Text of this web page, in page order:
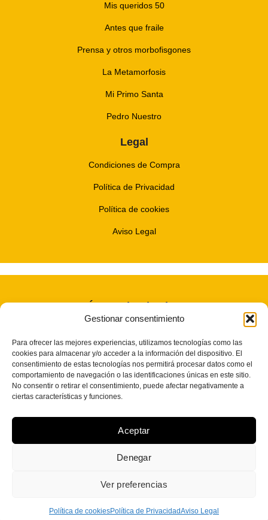
Gestionar consentimiento
Para ofrecer las mejores experiencias, utilizamos tecnologías como las
cookies para almacenar y/o acceder a la información del dispositivo. El
consentimiento de estas tecnologías nos permitirá procesar datos como el
comportamiento de navegación o las identificaciones únicas en este sitio.
No consentir o retirar el consentimiento, puede afectar negativamente a
ciertas características y funciones.
Aceptar
Denegar
Ver preferencias
Política de cookiesPolítica de PrivacidadAviso Legal
Mis queridos 50
Antes que fraile
Prensa y otros morbofisgones
La Metamorfosis
Mi Primo Santa
Pedro Nuestro
Legal
Condiciones de Compra
Política de Privacidad
Política de cookies
Aviso Legal
Únete Al Enjambre
Únete gratis
hola@50a.es
C/ Marzo, 18, Albacete
C 50 Amargados – Todos los derechos Reservados – Web Programada por